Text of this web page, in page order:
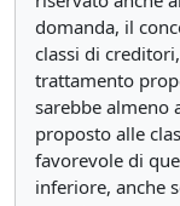
domanda, il
classi di
trattamento
sarebbe almeno
proposto alle
favorevole di
inferiore, anche